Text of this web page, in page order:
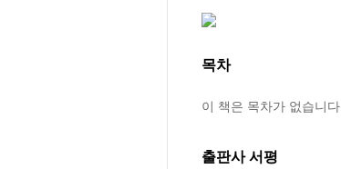
목차
이 책은 목차가 없습니다.
출판사 서평